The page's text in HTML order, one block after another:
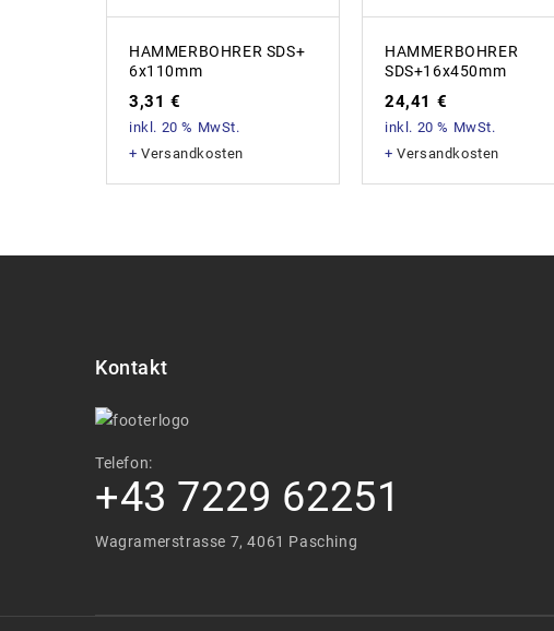
HAMMERBOHRER SDS+
6x110mm
3,31 €
inkl. 20 % MwSt.
+Versandkosten
HAMMERBOHRER
SDS+16x450mm
24,41 €
inkl. 20 % MwSt.
+Versandkosten
Kontakt
Telefon:
+43 7229 62251
Wagramerstrasse 7, 4061 Pasching